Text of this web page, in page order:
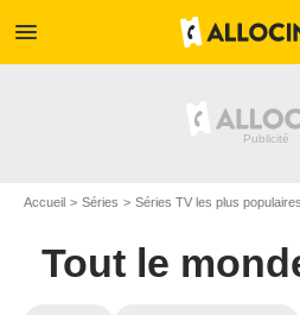
menu
Accueil Séries Séries TV les plus populaires
Tout le